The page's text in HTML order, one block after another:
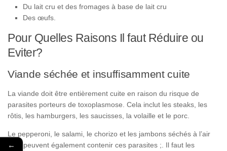
Du lait cru et des fromages à base de lait cru
Des œufs.
Pour Quelles Raisons Il faut Réduire ou
Eviter?
Viande séchée et insuffisamment cuite
La viande doit être entièrement cuite en raison du risque de
parasites porteurs de toxoplasmose. Cela inclut les steaks, les
rôtis, les hamburgers, les saucisses, la volaille et le porc.
Le pepperoni, le salami, le chorizo et les jambons séchés à l’air
libre peuvent également contenir ces parasites ;. Il faut les
←